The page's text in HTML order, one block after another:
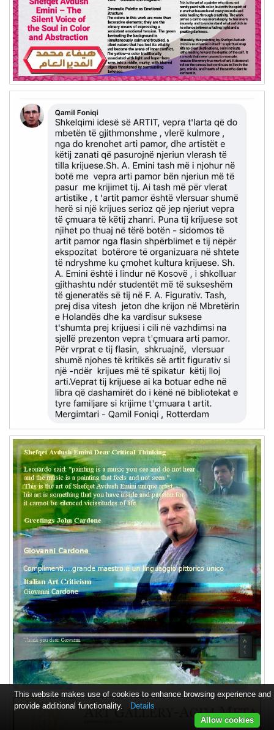
This website makes use of cookies to enhance browsing experience and
provide additional functionality.
Details
Allow cookies